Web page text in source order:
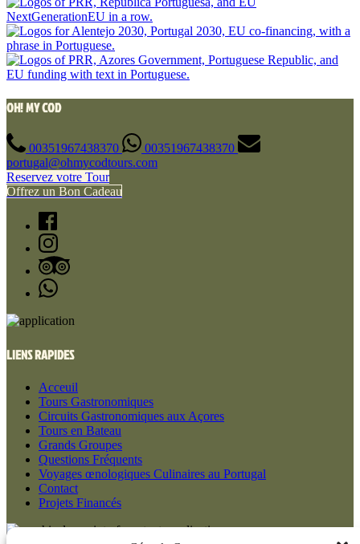
OH! MY COD
00351967438370
00351967438370
portugal@ohmycodtours.com
Reservez votre Tour
Offrez un Bon Cadeau
LIENS RAPIDES
Acceuil
Tours Gastronomiques
Circuits Gastronomiques aux Açores
Tours en Bateau
Grands Groupes
Questions Fréquents
Voyages œnologiques Culinaires au Portugal
Contact
Projets Financés